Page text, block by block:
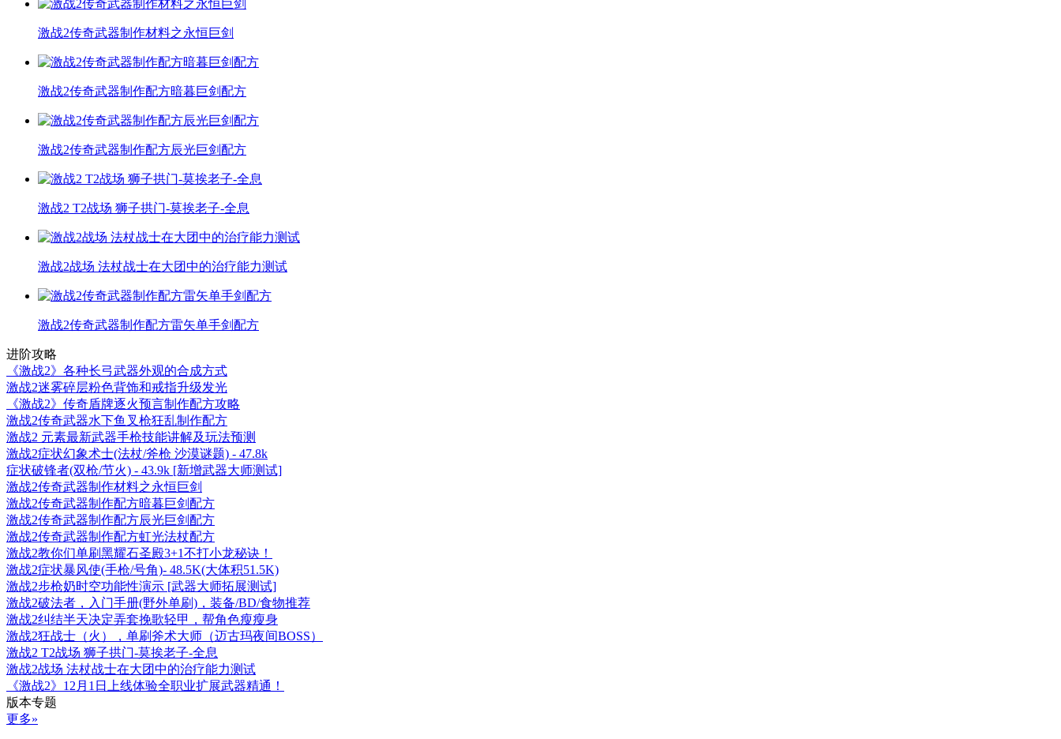
激战2传奇武器制作材料之永恒巨剑
激战2传奇武器制作配方暗暮巨剑配方
激战2传奇武器制作配方辰光巨剑配方
激战2 T2战场 狮子拱门-莫挨老子-全息
激战2战场 法杖战士在大团中的治疗能力测试
激战2传奇武器制作配方雷矢单手剑配方
进阶攻略
《激战2》各种长弓武器外观的合成方式
激战2迷雾碎层粉色背饰和戒指升级发光
《激战2》传奇盾牌逐火预言制作配方攻略
激战2传奇武器水下鱼叉枪狂乱制作配方
激战2 元素最新武器手枪技能讲解及玩法预测
激战2症状幻象术士(法杖/斧枪 沙漠谜题) - 47.8k
症状破锋者(双枪/节火) - 43.9k [新增武器大师测试]
激战2传奇武器制作材料之永恒巨剑
激战2传奇武器制作配方暗暮巨剑配方
激战2传奇武器制作配方辰光巨剑配方
激战2传奇武器制作配方虹光法杖配方
激战2教你们单刷黑耀石圣殿3+1不打小龙秘诀！
激战2症状暴风使(手枪/号角)- 48.5K(大体积51.5K)
激战2步枪奶时空功能性演示 [武器大师拓展测试]
激战2破法者，入门手册(野外单刷)，装备/BD/食物推荐
激战2纠结半天决定弄套挽歌轻甲，帮角色瘦瘦身
激战2狂战士（火），单刷斧术大师（迈古玛夜间BOSS）
激战2 T2战场 狮子拱门-莫挨老子-全息
激战2战场 法杖战士在大团中的治疗能力测试
《激战2》12月1日上线体验全职业扩展武器精通！
版本专题
更多»